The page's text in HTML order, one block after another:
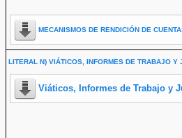
MECANISMOS DE RENDICIÓN DE
LITERAL N) VIÁTICOS, INFORMES DE TRABAJO Y
Viáticos, Informes de Trabajo y